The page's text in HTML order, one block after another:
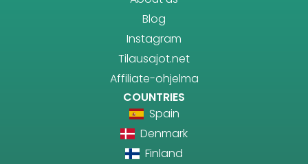
Blog
Instagram
Tilausajot.net
Affiliate-ohjelma
COUNTRIES
Spain
Denmark
Finland